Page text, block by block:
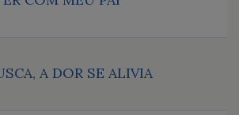
A DOR SE ALIVIA